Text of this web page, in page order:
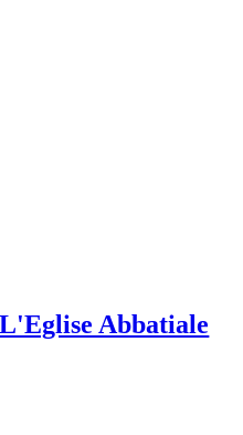
L'Eglise Abbatiale